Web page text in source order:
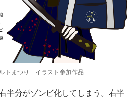
トまつり イラスト参加作品
半分がゾンビ化してしまう。右半